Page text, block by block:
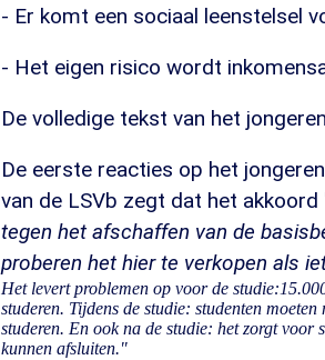
- Er komt een sociaal leenstelsel
- Het eigen risico wordt
De volledige tekst van het
De eerste reacties op het
van de LSVb zegt dat het
tegen het afschaffen van de
proberen het hier te verkopen als
Het levert problemen op voor de
studeren. Tijdens de studie: studenten
studeren. En ook na de studie: het zorgt
kunnen afsluiten."